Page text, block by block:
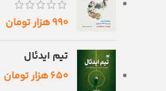
۹۹۰هزار تومان
تیم ایدئال
۶۵۰هزار تومان